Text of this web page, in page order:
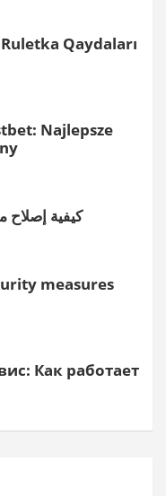
Qaydaları
Najlepsze
كيفية
measures
Как работает